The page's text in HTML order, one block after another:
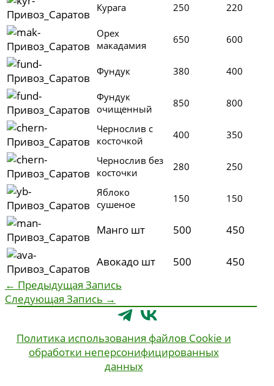
Курага 250 220
Орех
макадамия
650 600
Фундук 380 400
Фундук
очищенный
850 800
Чернослив с
косточкой
400 350
Чернослив без
косточки
280 250
Яблоко
сушеное
150 150
Манго шт 500 450
Авокадо шт 500
450
← Предыдущая Запись
Следующая Запись →
Политика использования файлов Cookie и
обработки неперсонифицированных
данных